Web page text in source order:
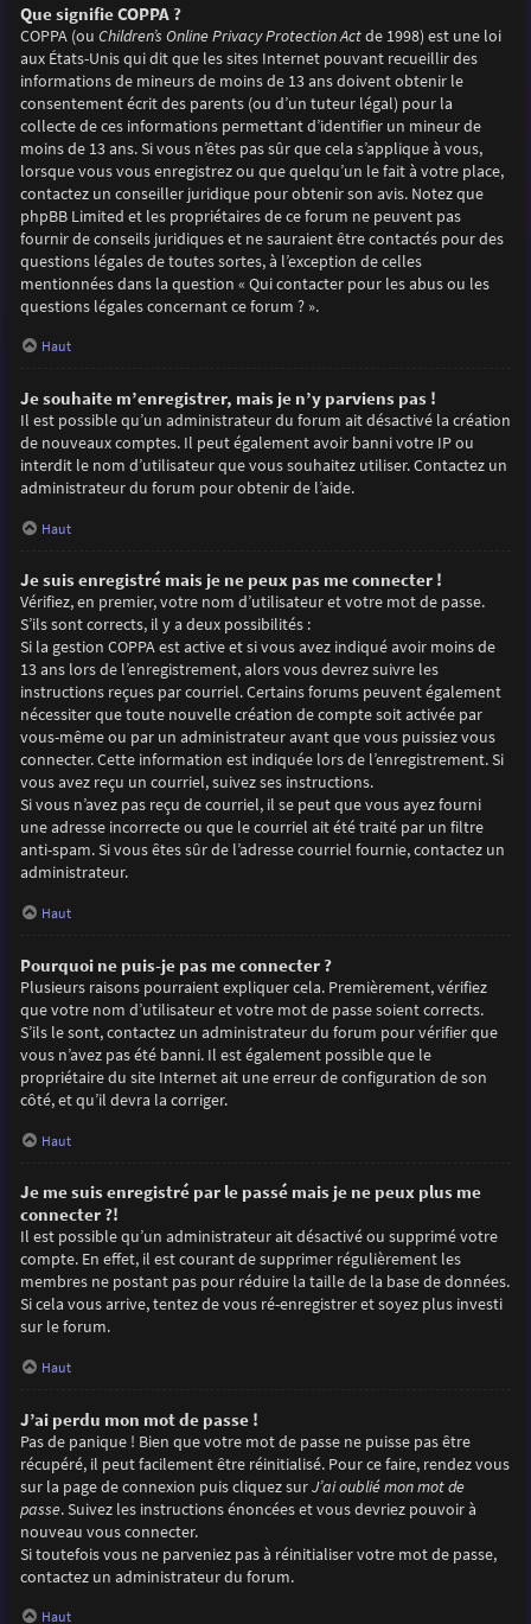
Que signifie COPPA ?
COPPA (ou Children’s Online Privacy Protection Actde 1998) est une loi
aux États-Unis qui dit que les sites Internet pouvant recueillir des
informations de mineurs de moins de 13 ans doivent obtenir le
consentement écrit des parents (ou d’un tuteur légal) pour la
collecte de ces informations permettant d’identifier un mineur de
moins de 13 ans. Si vous n’êtes pas sûr que cela s’applique à vous,
lorsque vous vous enregistrez ou que quelqu’un le fait à votre place,
contactez un conseiller juridique pour obtenir son avis. Notez que
phpBB Limited et les propriétaires de ce forum ne peuvent pas
fournir de conseils juridiques et ne sauraient être contactés pour des
questions légales de toutes sortes, à l’exception de celles
mentionnées dans la question « Qui contacter pour les abus ou les
questions légales concernant ce forum ? ».
Haut
Je souhaite m’enregistrer, mais je n’y parviens pas !
Il est possible qu’un administrateur du forum ait désactivé la création
de nouveaux comptes. Il peut également avoir banni votre IP ou
interdit le nom d’utilisateur que vous souhaitez utiliser. Contactez un
administrateur du forum pour obtenir de l’aide.
Haut
Je suis enregistré mais je ne peux pas me connecter !
Vérifiez, en premier, votre nom d’utilisateur et votre mot de passe.
S’ils sont corrects, il y a deux possibilités :
Si la gestion COPPA est active et si vous avez indiqué avoir moins de
13 ans lors de l’enregistrement, alors vous devrez suivre les
instructions reçues par courriel. Certains forums peuvent également
nécessiter que toute nouvelle création de compte soit activée par
vous-même ou par un administrateur avant que vous puissiez vous
connecter. Cette information est indiquée lors de l’enregistrement. Si
vous avez reçu un courriel, suivez ses instructions.
Si vous n’avez pas reçu de courriel, il se peut que vous ayez fourni
une adresse incorrecte ou que le courriel ait été traité par un filtre
anti-spam. Si vous êtes sûr de l’adresse courriel fournie, contactez un
administrateur.
Haut
Pourquoi ne puis-je pas me connecter ?
Plusieurs raisons pourraient expliquer cela. Premièrement, vérifiez
que votre nom d’utilisateur et votre mot de passe soient corrects.
S’ils le sont, contactez un administrateur du forum pour vérifier que
vous n’avez pas été banni. Il est également possible que le
propriétaire du site Internet ait une erreur de configuration de son
côté, et qu’il devra la corriger.
Haut
Je me suis enregistré par le passé mais je ne peux plus me
connecter ?!
Il est possible qu’un administrateur ait désactivé ou supprimé votre
compte. En effet, il est courant de supprimer régulièrement les
membres ne postant pas pour réduire la taille de la base de données.
Si cela vous arrive, tentez de vous ré-enregistrer et soyez plus investi
sur le forum.
Haut
J’ai perdu mon mot de passe !
Pas de panique ! Bien que votre mot de passe ne puisse pas être
récupéré, il peut facilement être réinitialisé. Pour ce faire, rendez vous
sur la page de connexion puis cliquez surJ’ai oublié mon mot de
passe. Suivez les instructions énoncées et vous devriez pouvoir à
nouveau vous connecter.
Si toutefois vous ne parveniez pas à réinitialiser votre mot de passe,
contactez un administrateur du forum.
Haut